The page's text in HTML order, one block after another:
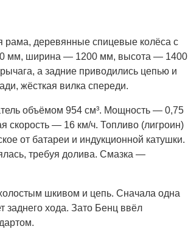
рама, деревянные спицевые колёса с
мм, ширина — 1200 мм, высота — 1400
а задние приводились цепью и
жёсткая вилка спереди.
объёмом 954 см³. Мощность — 0,75
скорость — 16 км/ч. Топливо (лигроин)
от батареи и индукционной катушки.
требуя долива. Смазка —
шкивом и цепь. Сначала одна
хода. Зато Бенц ввёл